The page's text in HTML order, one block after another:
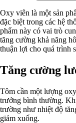
Oxy viên là một sản
đặc biệt trong các hệ
phẩm này có vai trò
tăng cường khả năng
thuận lợi cho quá trình
Tăng cường
Tôm cần một lượng
trưởng bình thường.
trường như nhiệt độ
giảm xuống.